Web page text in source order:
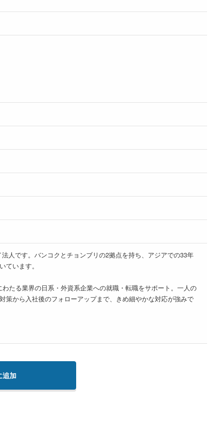
人です。バンコクとチョンブリの2拠点を持ち、アジアでの33年
います。
たる業界の日系・外資系企業への就職・転職をサポート。一人の
から入社後のフォローアップまで、きめ細やかな対応が強みで
追加